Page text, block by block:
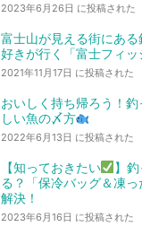
2023年6月26日 に投稿された
富士山が見える街にある
好きが行く「富士フィッ
2021年11月17日 に投稿された
おいしく持ち帰ろう！
しい魚の〆方
2022年6月13日 に投稿された
【知っておきたい
】
る？「保冷バッグ＆凍
解決！
2023年6月16日 に投稿された